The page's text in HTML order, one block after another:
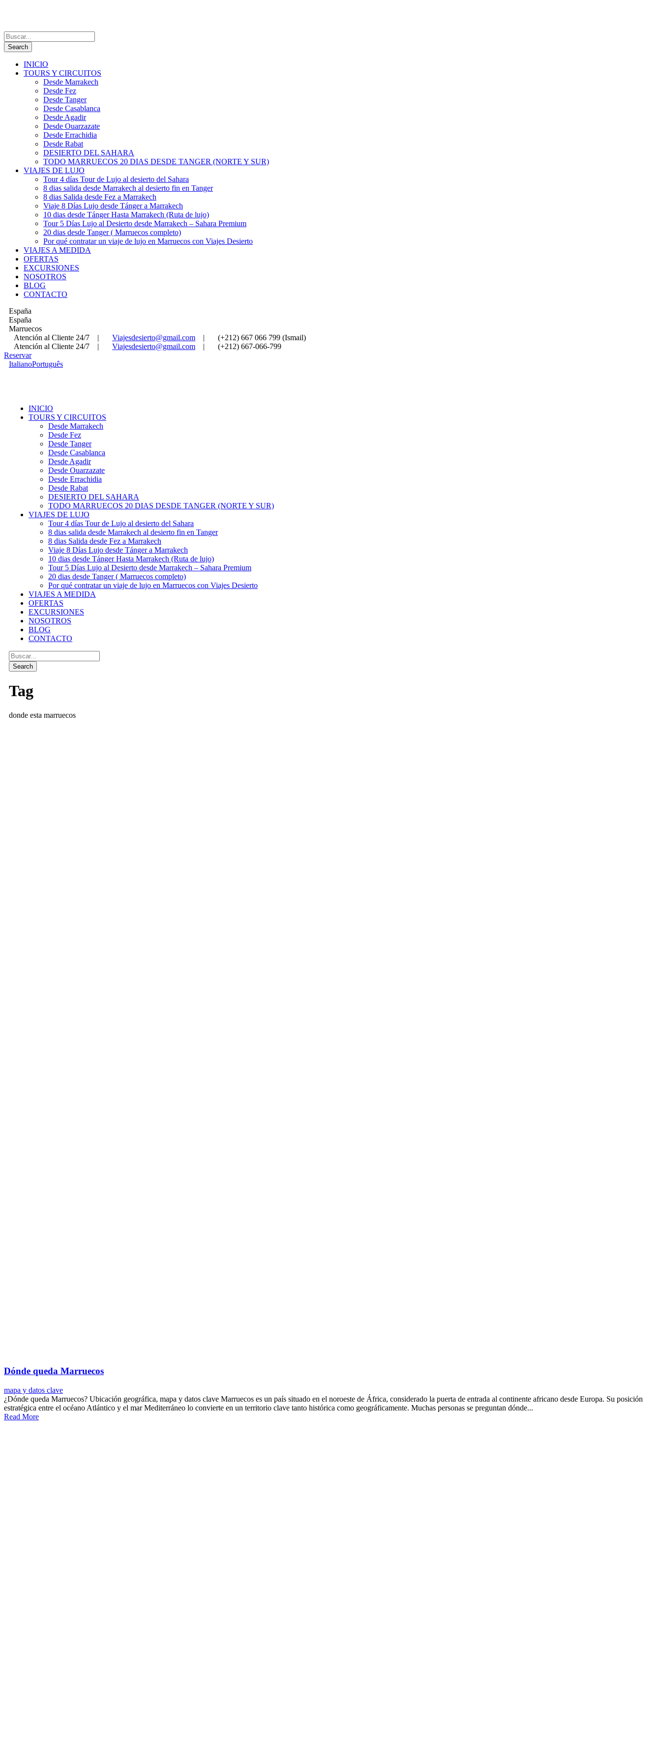
INICIO
TOURS Y CIRCUITOS
Desde Marrakech
Desde Fez
Desde Tanger
Desde Casablanca
Desde Agadir
Desde Ouarzazate
Desde Errachidia
Desde Rabat
DESIERTO DEL SAHARA
TODO MARRUECOS 20 DIAS DESDE TANGER (NORTE Y SUR)
VIAJES DE LUJO
Tour 4 días Tour de Lujo al desierto del Sahara
8 dias salida desde Marrakech al desierto fin en Tanger
8 dias Salida desde Fez a Marrakech
Viaje 8 Días Lujo desde Tánger a Marrakech
10 dias desde Tánger Hasta Marrakech (Ruta de lujo)
Tour 5 Días Lujo al Desierto desde Marrakech – Sahara Premium
20 dias desde Tanger ( Marruecos completo)
Por qué contratar un viaje de lujo en Marruecos con Viajes Desierto
VIAJES A MEDIDA
OFERTAS
EXCURSIONES
NOSOTROS
BLOG
CONTACTO
España
España
Marruecos
Atención al Cliente 24/7
| Viajesdesierto@gmail.com |
(+212) 667 066 799 (Ismail)
Atención al Cliente 24/7
| Viajesdesierto@gmail.com |
(+212) 667-066-799
Reservar
ItalianoPortuguês
INICIO
TOURS Y CIRCUITOS
Desde Marrakech
Desde Fez
Desde Tanger
Desde Casablanca
Desde Agadir
Desde Ouarzazate
Desde Errachidia
Desde Rabat
DESIERTO DEL SAHARA
TODO MARRUECOS 20 DIAS DESDE TANGER (NORTE Y SUR)
VIAJES DE LUJO
Tour 4 días Tour de Lujo al desierto del Sahara
8 dias salida desde Marrakech al desierto fin en Tanger
8 dias Salida desde Fez a Marrakech
Viaje 8 Días Lujo desde Tánger a Marrakech
10 dias desde Tánger Hasta Marrakech (Ruta de lujo)
Tour 5 Días Lujo al Desierto desde Marrakech – Sahara Premium
20 dias desde Tanger ( Marruecos completo)
Por qué contratar un viaje de lujo en Marruecos con Viajes Desierto
VIAJES A MEDIDA
OFERTAS
EXCURSIONES
NOSOTROS
BLOG
CONTACTO
Tag
donde esta marruecos
Dónde queda Marruecos
mapa y datos clave
¿Dónde queda Marruecos? Ubicación geográfica, mapa y datos clave Marruecos es un país situado en el noroeste de África, considerado la puerta de entrada al continente africano desde Europa. Su posición
estratégica entre el océano Atlántico y el mar Mediterráneo lo convierte en un territorio clave tanto histórica como geográficamente. Muchas personas se preguntan dónde...
Read More